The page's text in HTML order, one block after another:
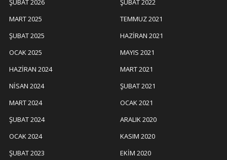
ŞUBAT 2026
MART 2025
ŞUBAT 2025
OCAK 2025
HAZIRAN 2024
NISAN 2024
MART 2024
ŞUBAT 2024
OCAK 2024
ŞUBAT 2023
ŞUBAT 2022
TEMMUZ 2021
HAZIRAN 2021
MAYIS 2021
MART 2021
ŞUBAT 2021
OCAK 2021
ARALIK 2020
KASIM 2020
EKIM 2020